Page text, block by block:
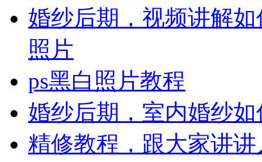
婚纱后期，视频讲解
照片
ps黑白照片教程
婚纱后期，室内婚纱
精修教程，跟大家讲